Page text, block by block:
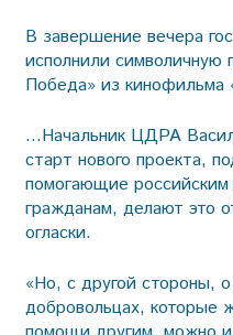
В завершение вечера
исполнили
Победа» из кинофильма
…Начальник ЦДРА
старт нового проекта,
помогающие
гражданам, делают это
огласки.
«Но, с другой стороны,
добровольцах, которые